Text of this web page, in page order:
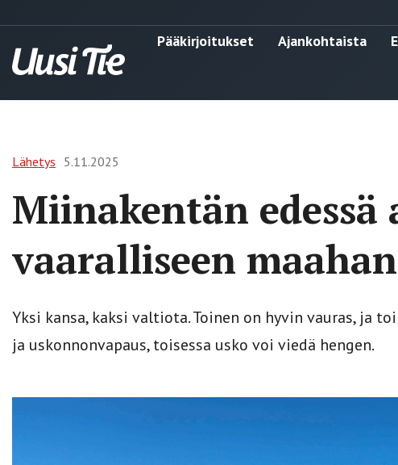
Pääkirjoitukset Ajankohtaista
Lähetys 5.11.2025
Miinakentän
vaaralliseen maahan
Yksi kansa, kaksi valtiota. Toinen on hyvin vauras, ja
ja uskonnonvapaus, toisessa usko voi viedä hengen.